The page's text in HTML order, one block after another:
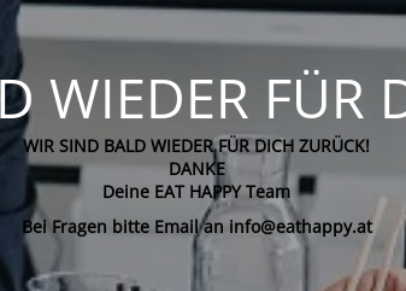
WIEDER FÜR
WIR SIND BALD WIEDER FÜR DICH ZURÜCK!
DANKE
Deine EAT HAPPY Team
Bei Fragen bitte Email an info@eathappy.at